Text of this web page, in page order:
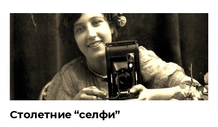
Столетние “селфи”